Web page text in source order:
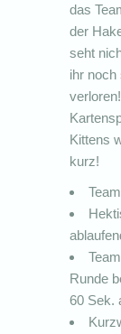
das
der
seht
ihr noch
Kittens
kurz!
Runde
60 Sek.